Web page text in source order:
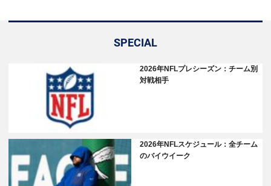
SPECIAL
2026年NFLプレシーズン：チーム別
対戦相手
2026年NFLスケジュール：全チーム
のバイウイーク